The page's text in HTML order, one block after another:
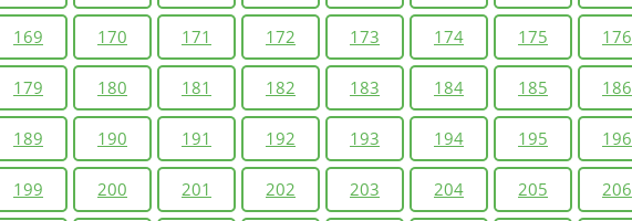
169 170 171 172 173 174 175 176
179 180 181 182 183 184 185 186
189 190 191 192 193 194 195 196
199 200 201 202 203 204 205 206